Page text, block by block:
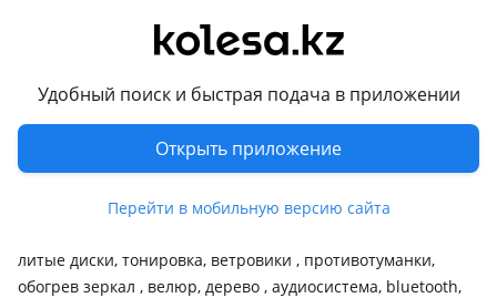
Удобный поиск и быстрая подача в приложении
Открыть приложение
Перейти в мобильную версию сайта
999 999 км
Автомат
Привод
Передний привод
Руль
Справа
Цвет
черный
Растаможен в Казахстане
литые диски, тонировка, ветровики , противотуманки,
обогрев зеркал , велюр, дерево , аудиосистема, bluetooth,